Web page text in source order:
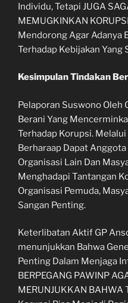
Individu, Tetapi JUGA
MEMUGKINKAN
Mendorong Agar Adanya
Terhadap Kebijakan Yang
Kesimpulan Tindakan
Pelaporan Suswono Oleh
Berani Yang
Terhadap Korupsi.
Berharaap Dapat
Organisasi Lain Dan
Menghadapi Tantangan
Organisasi Pemuda,
Sangan Penting.
Keterlibatan Aktif GP
menunjukkan Bahwa
Penting Dalam Menjaga
BERPEGANG PAWINP
MERUNJUKKAN